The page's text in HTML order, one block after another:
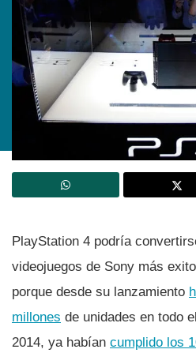
PlayStation 4 podrí­a
videojuegos de Sony más
porque desde su lanzamiento
millones de unidades en todo
2014, ya habí­an cumplido los